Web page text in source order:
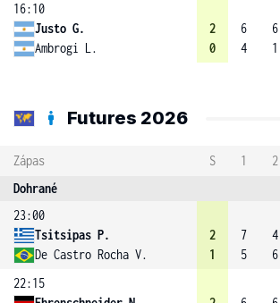
16:10
Justo G.
Ambrogi L.
2
0
6
4
6
1
Futures 2026
Zápas S 1 2
Dohrané
23:00
Tsitsipas P.
De Castro Rocha V.
2
1
7
5
4
6
22:15